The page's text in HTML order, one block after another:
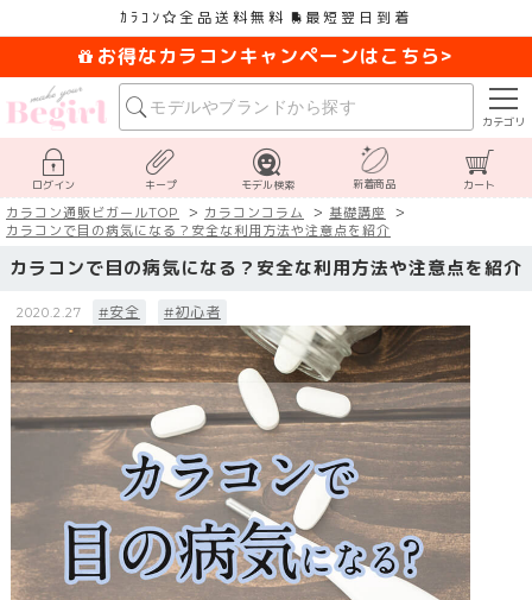
ｶﾗｺﾝ 全品送料無料 最短翌日到着
お得なカラコンキャンペーンはこちら>
カテゴリ
ログイン キープ モデル検索 新着商品 カート
カラコン通販ビガールTOP カラコンコラム
基礎講座
カラコンで目の病気になる？安全な利用方法や注意点を紹介
カラコンで目の病気になる？安全な利用方法や注意点を紹介
2020.2.27 #安全 #初心者